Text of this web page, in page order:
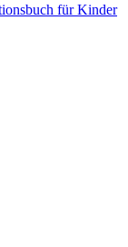
für Kinder